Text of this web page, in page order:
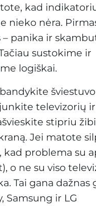
kad
nieko nėra.
panika ir
sustokime ir
logiškai.
televizorių
stipriu
Jei matote
kad problema su
o ne su viso
Tai gana dažnas
Samsung ir LG